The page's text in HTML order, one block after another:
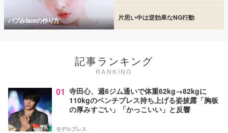
バブみfaceの作り方 片思い中は逆効果なNG行動
記事ランキング
RANKING
01 寺田心、週6ジム通いで体重62kg→82kgに
110kgのベンチプレス持ち上げる姿披露「胸板
の厚みすごい」「かっこいい」と反響
モデルプレス